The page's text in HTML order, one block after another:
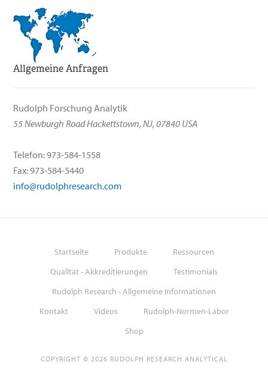
Allgemeine Anfragen
Rudolph Forschung Analytik
55 Newburgh Road Hackettstown, NJ, 07840 USA
Telefon: 973-584-1558
Fax: 973-584-5440
info@rudolphresearch.com
Startseite Produkte
Ressourcen
Qualität - Akkreditierungen
Testimonials
Rudolph Research - Allgemeine Informationen
Kontakt
Videos
Rudolph-Normen-Labor
Shop
COPYRIGHT © 2026 RUDOLPH RESEARCH ANALYTICAL